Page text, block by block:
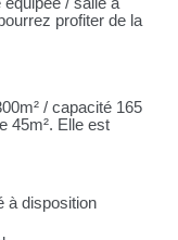
profiter de la
/ capacité 165
45m². Elle est
à disposition